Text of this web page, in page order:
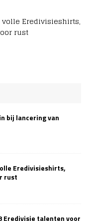
volle Eredivisieshirts,
rust
bij lancering van
Eredivisieshirts,
rust
Eredivisie talenten voor